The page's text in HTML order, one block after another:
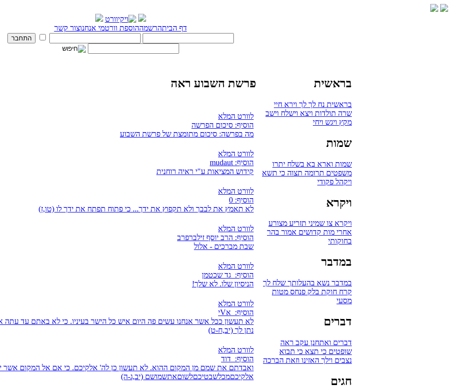
דף הביתהרשמההוספת וורטמי אנחנוצור קשר
בראשית
בראשית נח לך לך וירא חיי
שרה תולדות ויצא וישלח וישב
מקץ ויגש ויחי
שמות
שמות וארא בא בשלח יתרו
משפטים תרומה תצוה כי תשא
ויקהל פקודי
ויקרא
ויקרא צו שמיני תזריע מצורע
אחרי מות קדושים אמור בהר
בחוקותי
במדבר
במדבר נשא בהעלותך שלח לך
קרח חוקת בלק פנחס מטות
מסעי
דברים
דברים ואתחנן עקב ראה
שופטים כי תצא כי תבוא
נצבים וילך האזינו וזאת הברכה
חגים
פרשת השבוע ראה
לוורט המלא
הוסיף: סיכום הפרשה
מה בפרשה: סיכום מתומצת של פרשת השבוע
לוורט המלא
הוסיף: mudaut
קידוש המציאות ע"י ראיה רוחנית
לוורט המלא
הוסיף: 0
לא תאמץ את לבבך ולא תקפוץ את ידך... כי פתוח תפתח את ידך לו (טו,ז)
לוורט המלא
הוסיף: הרב יוסף זילברפרב
שבת מברכים - אלול
לוורט המלא
הוסיף: גד שכטמן
הניסיון שלו. לא שלך!
לוורט המלא
הוסיף: אVי
לא תעשון ככל אשר אנחנו עשים פה היום איש כל הישר בעיניו. כי לא באתם עד
נתן לך (יב,ח-ט)
לוורט המלא
הוסיף: דוד
ואבדתם את שמם מן המקום ההוא. לא תעשון כן לה' אלקיכם. כי אם אל המקום אשר
אלקיכםמכלשבטיכםלשוםאתשמושם (יב,ג-ה)